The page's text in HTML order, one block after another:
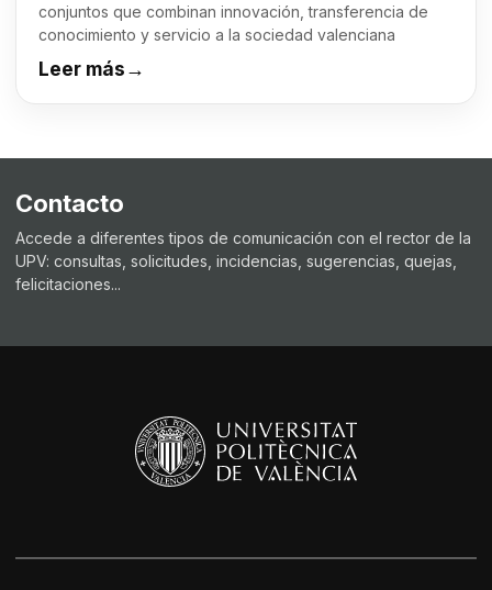
conjuntos que combinan innovación, transferencia de
conocimiento y servicio a la sociedad valenciana
Leer más→
Contacto
Accede a diferentes tipos de comunicación con el rector de la
UPV: consultas, solicitudes, incidencias, sugerencias, quejas,
felicitaciones...